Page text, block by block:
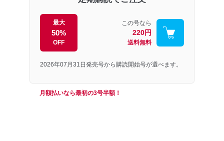
最大
50%
OFF
この号なら
220円
送料無料
2026年07月31日発売号から購読開始号が選べます。
月額払いなら最初の3号半額！